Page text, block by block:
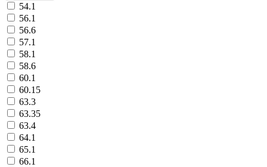
54.1
56.1
56.6
57.1
58.1
58.6
60.1
60.15
63.3
63.35
63.4
64.1
65.1
66.1